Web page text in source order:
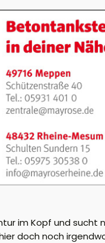
im Kopf und
doch noch